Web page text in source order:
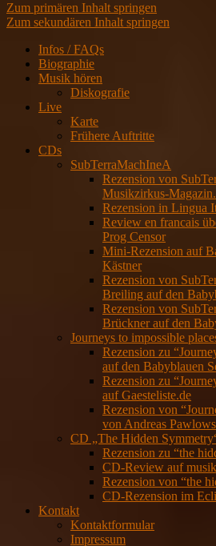
Zum primären Inhalt springen
Zum sekundären Inhalt springen
Infos / FAQs
Biographie
Musik hören
Diskografie
Live
Karte
Frühere Auftritte
CDs
SubTerraMachIneA
Rezension von
Musikzirkus-
Rezension in Lingua
Review en francais
Prog Censor
Mini-Rezension auf
Kästner
Rezension von
Breiling auf den
Rezension von
Brückner auf den
Journeys to impossible
Rezension zu
auf den Babyblauen
Rezension zu
auf Gaesteliste.de
Rezension von
von Andreas
CD „The Hidden
Rezension zu “the
CD-Review auf
Rezension von “the
CD-Rezension im
Kontakt
Kontaktformular
Impressum